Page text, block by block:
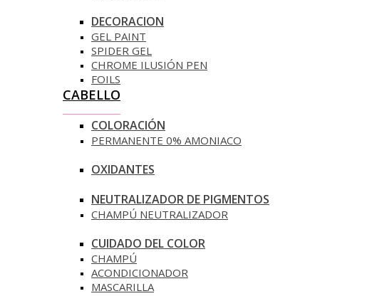
DECORACION
GEL PAINT
SPIDER GEL
CHROME ILUSIÓN PEN
FOILS
CABELLO
COLORACIÓN
PERMANENTE 0% AMONIACO
OXIDANTES
NEUTRALIZADOR DE PIGMENTOS
CHAMPÚ NEUTRALIZADOR
CUIDADO DEL COLOR
CHAMPÚ
ACONDICIONADOR
MASCARILLA